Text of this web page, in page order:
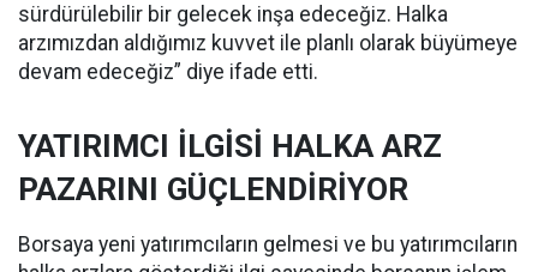
sürdürülebilir bir gelecek inşa edeceğiz. Halka
arzımızdan aldığımız kuvvet ile planlı olarak büyümeye
devam edeceğiz” diye ifade etti.
YATIRIMCI İLGİSİ HALKA ARZ
PAZARINI GÜÇLENDİRİYOR
Borsaya yeni yatırımcıların gelmesi ve bu yatırımcıların